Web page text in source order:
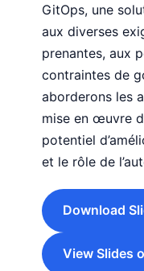
GitOps, une
aux diverses
prenantes, aux
contraintes de
aborderons les
mise en œuvre
potentiel
et le rôle de
Download
View Slides